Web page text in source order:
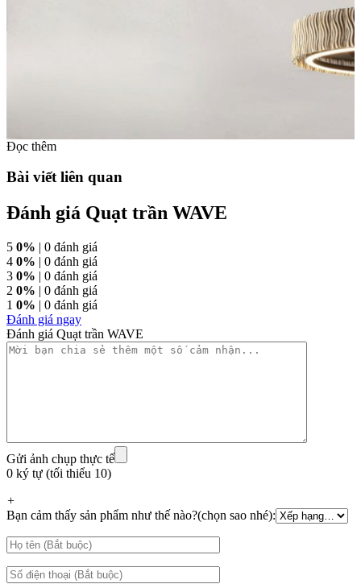
Đọc thêm
Bài viết liên quan
Đánh giá Quạt trần WAVE
5 0% | 0 đánh giá
4 0% | 0 đánh giá
3 0% | 0 đánh giá
2 0% | 0 đánh giá
1 0% | 0 đánh giá
Đánh giá ngay
Đánh giá Quạt trần WAVE
Gửi ảnh chụp thực tế
0 ký tự (tối thiểu 10)
+
Bạn cảm thấy sản phẩm như thế nào?(chọn sao nhé):